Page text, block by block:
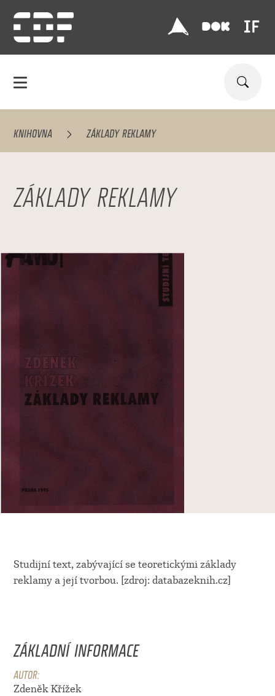
KNIHOVNA ZÁKLADY REKLAMY
ZÁKLADY REKLAMY
Studijní text, zabývající se teoretickými základy
reklamy a její tvorbou. [zdroj: databazeknih.cz]
ZÁKLADNÍ INFORMACE
AUTOR:
Zdeněk Křížek